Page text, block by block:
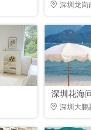
深圳龙岗
深圳花海
深圳大鹏